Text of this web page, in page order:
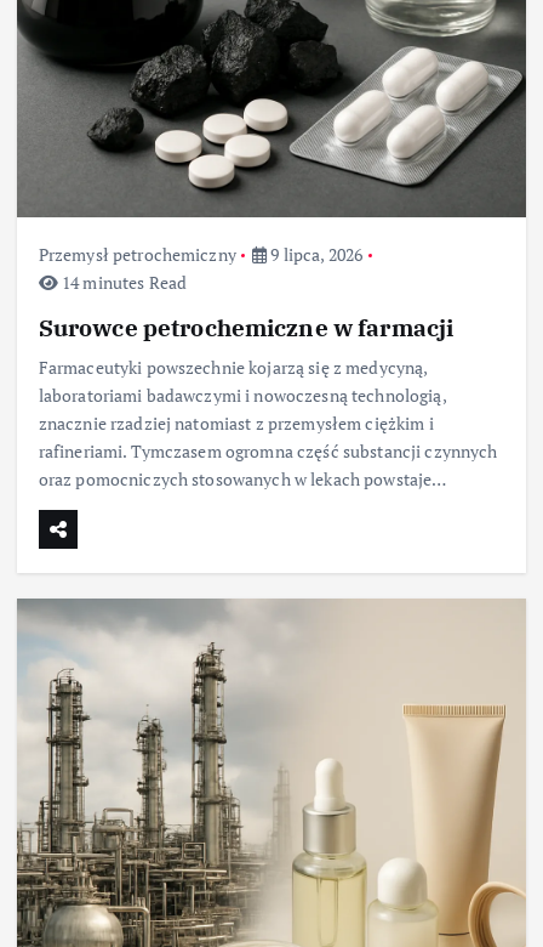
Przemysł petrochemiczny
9 lipca, 2026
14 minutes Read
Surowce petrochemiczne w farmacji
Farmaceutyki powszechnie kojarzą się z medycyną,
laboratoriami badawczymi i nowoczesną technologią,
znacznie rzadziej natomiast z przemysłem ciężkim i
rafineriami. Tymczasem ogromna część substancji czynnych
oraz pomocniczych stosowanych w lekach powstaje…